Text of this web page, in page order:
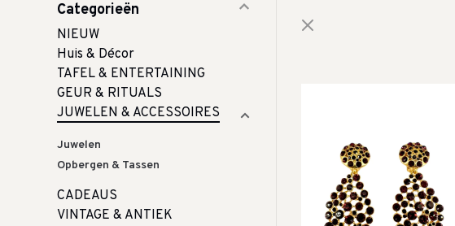
Categorieën
NIEUW
Huis & Décor
TAFEL & ENTERTAINING
GEUR & RITUALS
JUWELEN & ACCESSOIRES
Juwelen
Opbergen & Tassen
CADEAUS
VINTAGE & ANTIEK